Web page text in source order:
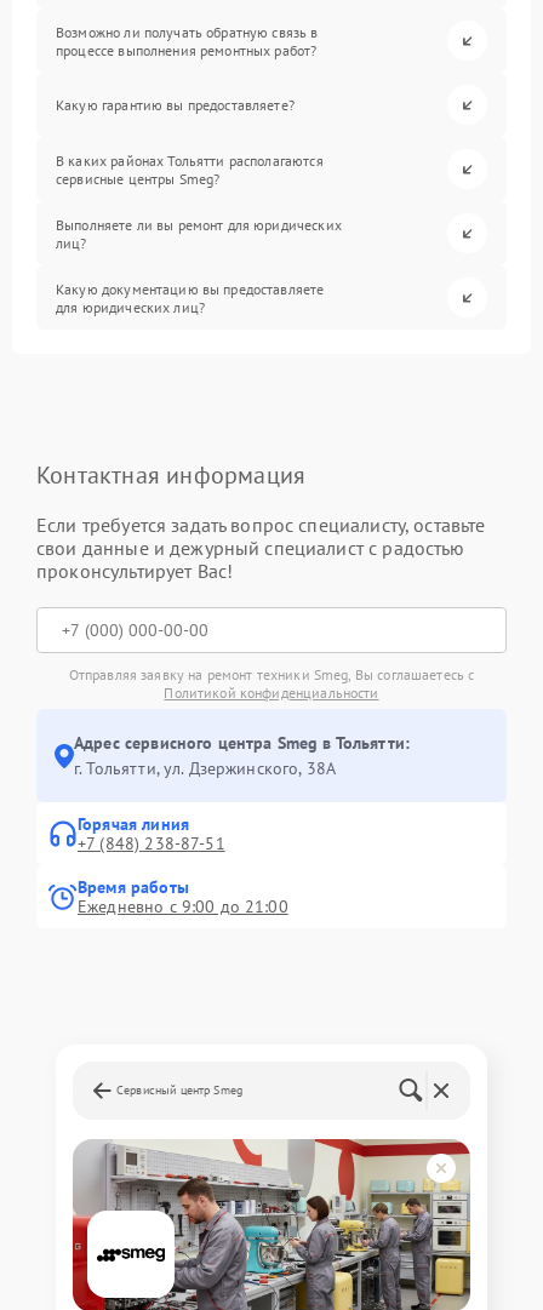
Возможно ли получать обратную связь в
процессе выполнения ремонтных работ?
Какую гарантию вы предоставляете?
В каких районах Тольятти располагаются
сервисные центры Smeg?
Выполняете ли вы ремонт для юридических
лиц?
Какую документацию вы предоставляете
для юридических лиц?
Контактная информация
Если требуется задать вопрос специалисту, оставьте
свои данные и дежурный специалист с радостью
проконсультирует Вас!
Отправляя заявку на ремонт техники Smeg, Вы соглашаетесь с
Политикой конфиденциальности
Адрес сервисного центра Smeg в Тольятти:
г. Тольятти, ул. Дзержинского, 38А
Горячая линия
+7 (848) 238-87-51
Время работы
Ежедневно с 9:00 до 21:00
Сервисный центр Smeg